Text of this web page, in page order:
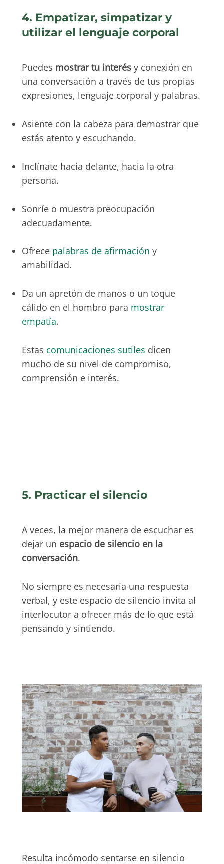
4. Empatizar, simpatizar y
utilizar el lenguaje corporal
Puedes mostrar tu interésy conexión en
una conversación a través de tus propias
expresiones, lenguaje corporal y palabras.
Asiente con la cabeza para demostrar que
estás atento y escuchando.
Inclínate hacia delante, hacia la otra
persona.
Sonríe o muestra preocupación
adecuadamente.
Ofrece palabras de afirmación y
amabilidad.
Da un apretón de manos o un toque
cálido en el hombro para mostrar
empatía.
Estas comunicaciones sutiles dicen
mucho de su nivel de compromiso,
comprensión e interés.
5. Practicar el silencio
A veces, la mejor manera de escuchar es
dejar un espacio de silencio en la
conversación.
No siempre es necesaria una respuesta
verbal, y este espacio de silencio invita al
interlocutor a ofrecer más de lo que está
pensando y sintiendo.
Resulta incómodo sentarse en silencio